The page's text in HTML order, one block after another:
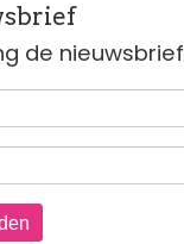
de nieuwsbrief